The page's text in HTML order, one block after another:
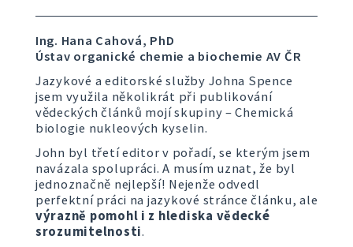
Ing. Hana Cahová, PhD
Ústav organické chemie a biochemie AV ČR
Jazykové a editorské služby Johna Spence
jsem využila několikrát při publikování
vědeckých článků mojí skupiny – Chemická
biologie nukleových kyselin.
John byl třetí editor v pořadí, se kterým jsem
navázala spolupráci. A musím uznat, že byl
jednoznačně nejlepší! Nejenže odvedl
perfektní práci na jazykové stránce článku, ale
výrazně pomohl i z hlediska vědecké
srozumitelnosti.